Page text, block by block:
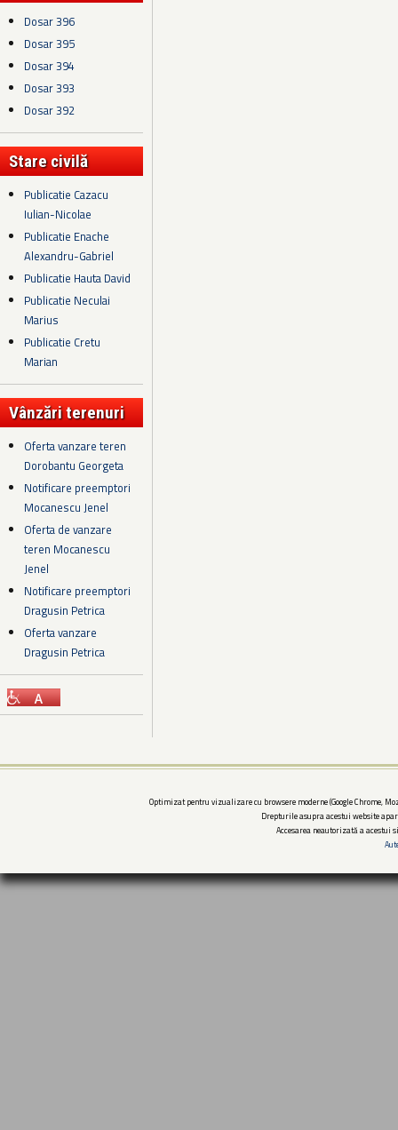
Dosar 396
Dosar 395
Dosar 394
Dosar 393
Dosar 392
Stare civilă
Publicatie Cazacu
Iulian-Nicolae
Publicatie Enache
Alexandru-Gabriel
Publicatie Hauta David
Publicatie Neculai
Marius
Publicatie Cretu
Marian
Vânzări terenuri
Oferta vanzare teren
Dorobantu Georgeta
Notificare preemptori
Mocanescu Jenel
Oferta de vanzare
teren Mocanescu
Jenel
Notificare preemptori
Dragusin Petrica
Oferta vanzare
Dragusin Petrica
Optimizat pentru vizualizare cu browsere moderne (Google Chrome,
Drepturile asupra acestui website
Accesarea neautorizată a acestui